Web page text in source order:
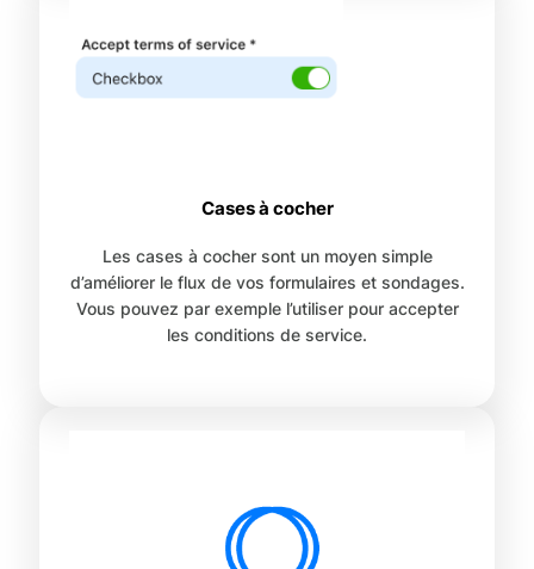
Cases à cocher
Les cases à cocher sont un moyen simple
d’améliorer le flux de vos formulaires et sondages.
Vous pouvez par exemple l’utiliser pour accepter
les conditions de service.